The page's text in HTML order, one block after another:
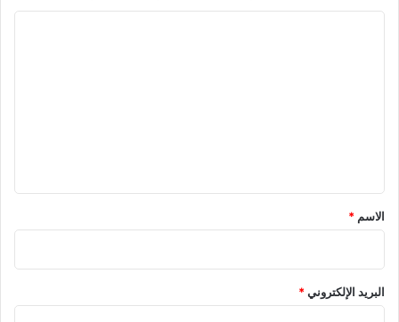
*
الاسم *
البريد الإلكتروني*